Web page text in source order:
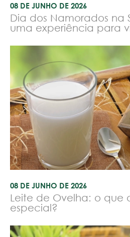
08 DE JUNHO DE 2026
Dia dos Namorados na
uma experiência para
08 DE JUNHO DE 2026
Leite de Ovelha: o que
especial?